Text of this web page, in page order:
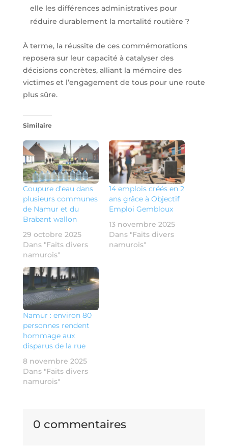
elle les différences administratives pour
réduire durablement la mortalité routière ?
À terme, la réussite de ces commémorations
reposera sur leur capacité à catalyser des
décisions concrètes, alliant la mémoire des
victimes et l’engagement de tous pour une route
plus sûre.
Similaire
Coupure d’eau dans
plusieurs communes
de Namur et du
Brabant wallon
29 octobre 2025
Dans "Faits divers
namurois"
14 emplois créés en 2
ans grâce à Objectif
Emploi Gembloux
13 novembre 2025
Dans "Faits divers
namurois"
Namur : environ 80
personnes rendent
hommage aux
disparus de la rue
8 novembre 2025
Dans "Faits divers
namurois"
0 commentaires